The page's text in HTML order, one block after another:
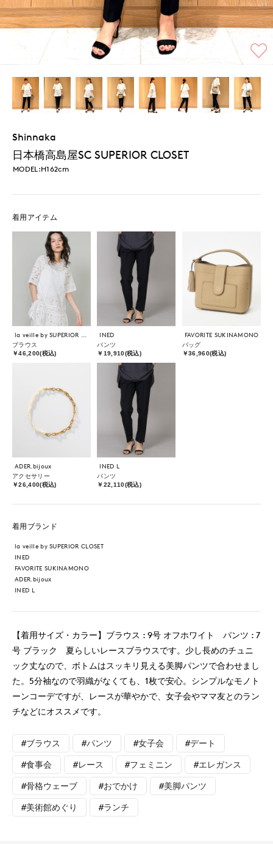
Shinnaka
日本橋高島屋SC SUPERIOR CLOSET
MODEL:H162cm
着用アイテム
ブラウス
￥46,200(税込)
INED
パンツ
￥19,910(税込)
FAVORITE SUKINAMONO
バッグ
￥36,960(税込)
ADER.bijoux
アクセサリー
￥26,400(税込)
INED L
パンツ
￥22,110(税込)
着用ブランド
la veille by SUPERIOR CLOSET
INED
FAVORITE SUKINAMONO
ADER.bijoux
INED L
【着用サイズ・カラー】ブラウス : 9号 オフホワイト パンツ : 7
号 ブラック 夏らしいレースブラウスです。少し長めのチュニ
ック丈なので、ボトムはスッキリ見える美脚パンツで合わせまし
た。5分袖なので羽織がなくても、1枚で安心。シンプルなモノト
ーンコーデですが、レースが華やかで、女子会やママ友とのラン
チなどにオススメです。
#ブラウス #パンツ #女子会 #デート
#食事会 #レース #フェミニン #エレガンス
#骨格ウェーブ #おでかけ #美脚パンツ
#美術館めぐり #ランチ